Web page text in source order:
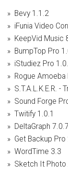
Bevy 1.1.2
iFunia Video
KeepVid Music
BumpTop Pro
iStudiez Pro
Rogue Amoeba
S.T.A.L.K.E.R. -
Sound Forge
Twitify 1.0.1
DeltaGraph 7.0.7
Get Backup Pro
WordTime 3.3
Sketch It Photo